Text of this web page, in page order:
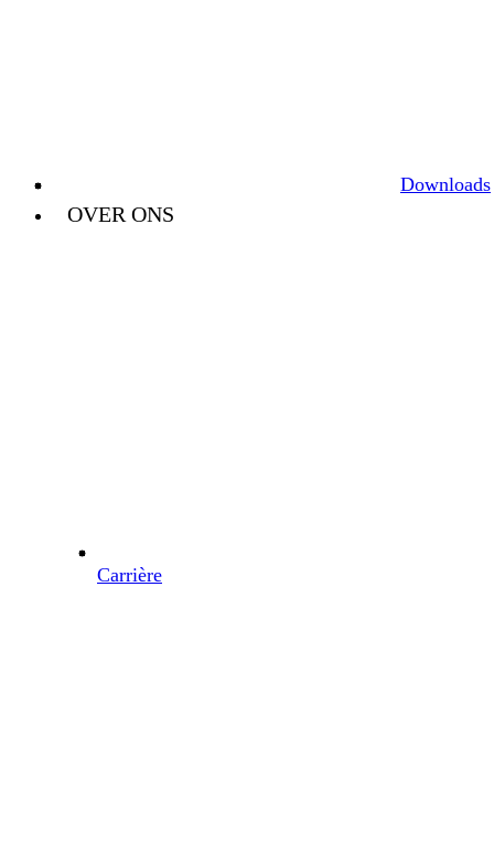
Downloads
OVER ONS
Carrière